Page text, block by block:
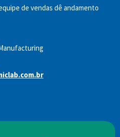
de vendas dê andamento